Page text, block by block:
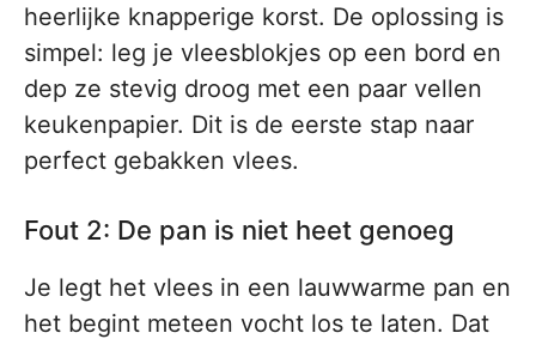
heerlijke knapperige korst. De oplossing is
simpel: leg je vleesblokjes op een bord en
dep ze stevig droog met een paar vellen
keukenpapier. Dit is de eerste stap naar
perfect gebakken vlees.
Fout 2: De pan is niet heet genoeg
Je legt het vlees in een lauwwarme pan en
het begint meteen vocht los te laten. Dat